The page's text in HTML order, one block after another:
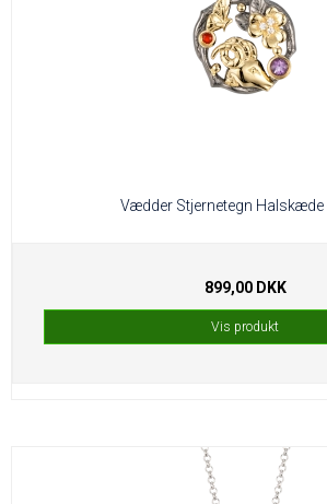
Vædder Stjernetegn Halskæde
899,00 DKK
Vis produkt